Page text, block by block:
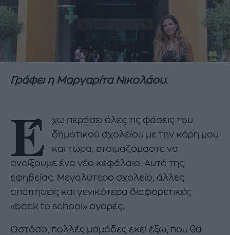
Γράφει η Μαργαρίτα Νικολάου.
Έ
χω περάσει όλες τις φάσεις του
δημοτικού σχολείου με την κόρη μου
και τώρα, ετοιμαζόμαστε να
ανοίξουμε ένα νέο κεφάλαιο. Αυτό της
εφηβείας. Μεγαλύτερο σχολείο, άλλες
απαιτήσεις και γενικότερα διαφορετικές
«back to school» αγορές.
Ωστόσο, πολλές μαμάδες εκεί έξω, που θα